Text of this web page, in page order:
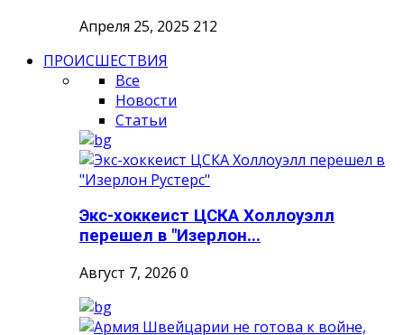
Апреля 25, 2025 212
ПРОИСШЕСТВИЯ
Все
Новости
Статьи
Экс-хоккеист ЦСКА Холлоуэлл
перешел в "Изерлон...
Август 7, 2026 0